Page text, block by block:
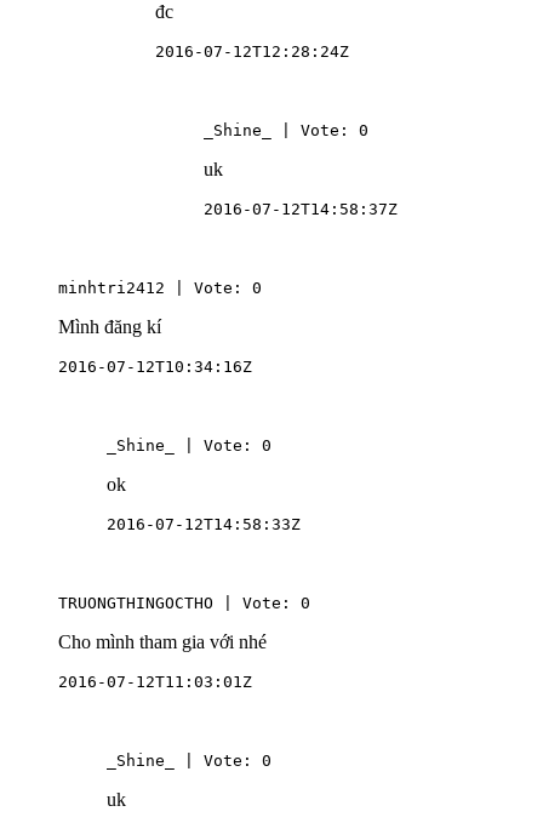
đc
2016-07-12T12:28:24Z
_Shine_ | Vote: 0
uk
2016-07-12T14:58:37Z
minhtri2412 | Vote: 0
Mình đăng kí
2016-07-12T10:34:16Z
_Shine_ | Vote: 0
ok
2016-07-12T14:58:33Z
TRUONGTHINGOCTHO | Vote: 0
Cho mình tham gia với nhé
2016-07-12T11:03:01Z
_Shine_ | Vote: 0
uk